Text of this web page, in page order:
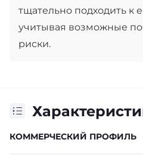
тщательно подходить к
учитывая возможные
риски.
КОММЕРЧЕСКИЙ ПРОФИЛЬ